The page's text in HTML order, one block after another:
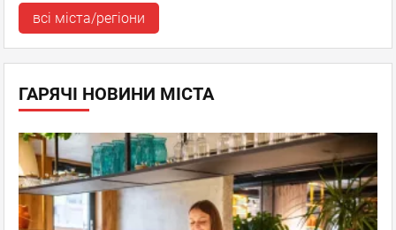
всі міста/регіони
ГАРЯЧІ НОВИНИ МІСТА